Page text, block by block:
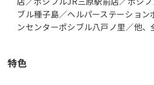
ブル種子島／ヘルパーステーション
ンセンターポシブル八戸ノ里／他、
特色